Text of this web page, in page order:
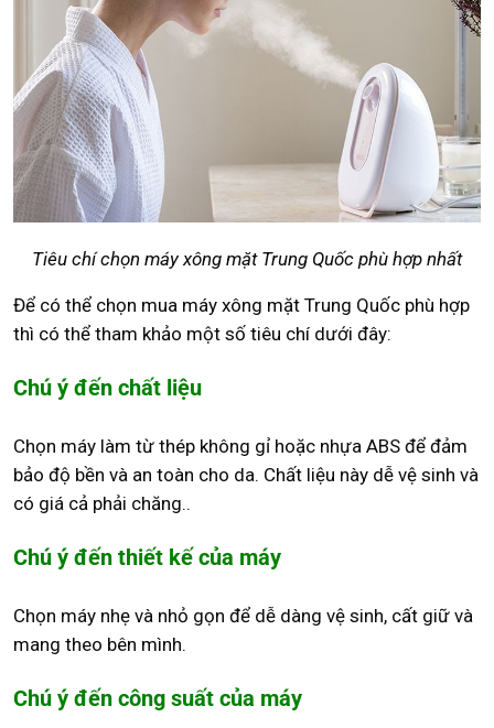
Tiêu chí chọn máy xông mặt Trung Quốc phù hợp nhất
Để có thể chọn mua máy xông mặt Trung Quốc phù hợp
thì có thể tham khảo một số tiêu chí dưới đây:
Chú ý đến chất liệu
Chọn máy làm từ thép không gỉ hoặc nhựa ABS để đảm
bảo độ bền và an toàn cho da. Chất liệu này dễ vệ sinh và
có giá cả phải chăng..
Chú ý đến thiết kế của máy
Chọn máy nhẹ và nhỏ gọn để dễ dàng vệ sinh, cất giữ và
mang theo bên mình.
Chú ý đến công suất của máy